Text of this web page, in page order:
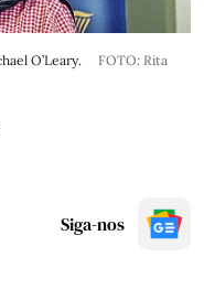
O’Leary.
FOTO: Rita
Siga-nos